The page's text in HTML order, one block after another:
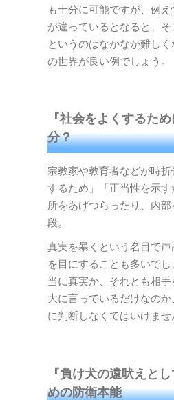
も十分に可能ですが、例
が違っているとなると、
というのはなかなか難し
の世界が良い例でしょう。
『社会をよくするた
分？
宗教家や教育者などが時折
するため」「正当性を示
所をあげつらったり、内
段。
真実を暴くという名目で
を目にすることも多いで
当に真実か、それとも相
大に言っているだけなの
に判断しなくてはいけませ
『負け犬の遠吠えと
めの防衛本能